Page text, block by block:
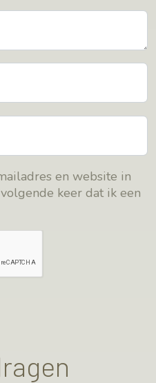
en website in
keer dat ik een